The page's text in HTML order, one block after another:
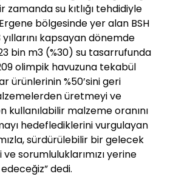
zamanda su kıtlığı tehdidiyle
bölgesinde yer alan BSH
kapsayan dönemde
bin m3 (%30) su tasarrufunda
olimpik havuzuna tekabül
ürünlerinin %50’sini geri
üretmeyi ve
kullanılabilir malzeme oranını
hedeflediklerini vurgulayan
sürdürülebilir bir gelecek
sorumluluklarımızı yerine
dedi.